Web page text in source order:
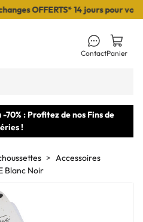
OFFERTS* 14 jours pour
ContactPanier
70% : Profitez de nos Fins de
!
Accessoires
Blanc Noir